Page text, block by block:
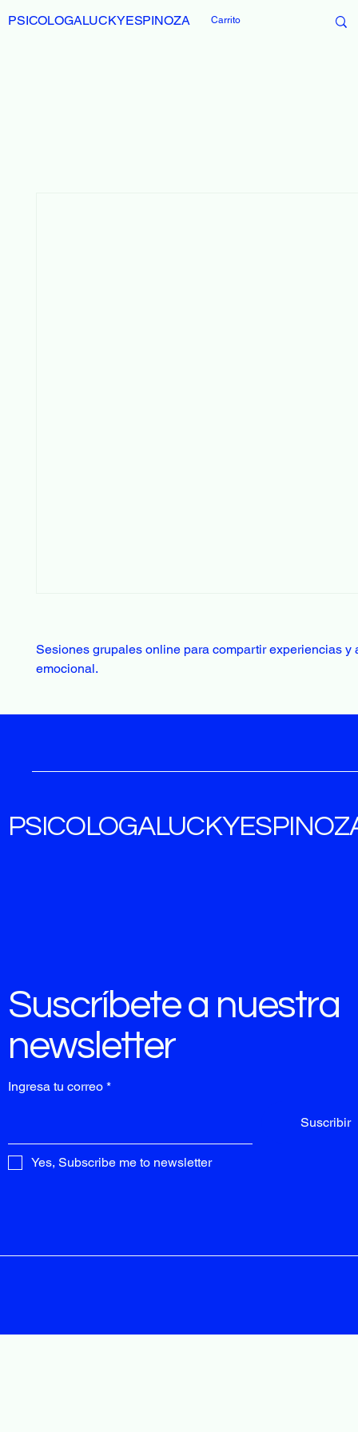
PSICOLOGALUCKYESPINOZA Carrito
Sesiones grupales online para compartir experiencias y
emocional.
Suscríbete a nuestra
newsletter
Ingresa tu correo
Suscribir
Yes, Subscribe me to newsletter